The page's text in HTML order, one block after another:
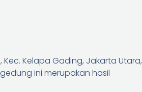
Kec. Kelapa Gading, Jakarta Utara,
ini merupakan hasil